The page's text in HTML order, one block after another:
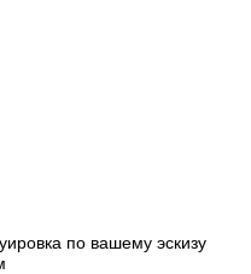
по вашему эскизу